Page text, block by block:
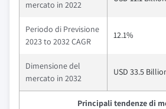
mercato in 2022
Periodo di Previsione
2023 to 2032 CAGR
12.1%
Dimensione del
mercato in 2032
USD 33.5
Principali tendenze di